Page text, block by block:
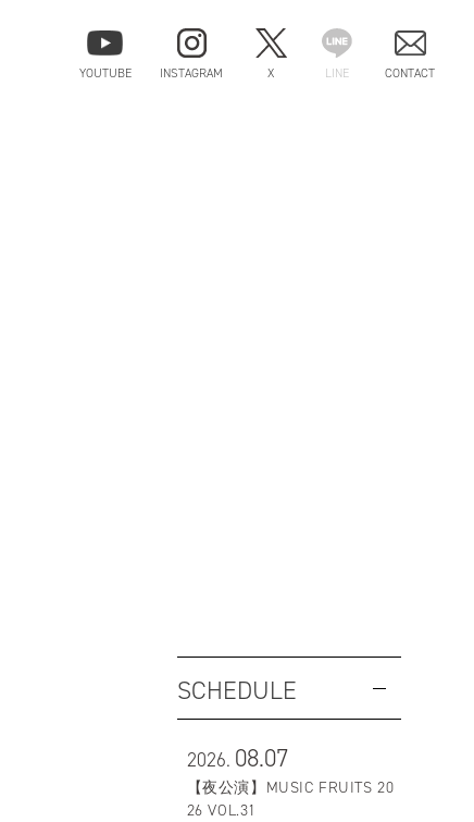
YOUTUBE INSTAGRAM X LINE CONTACT
SCHEDULE
2026. 08.07
【夜公演】MUSIC FRUITS 20
26 VOL.31